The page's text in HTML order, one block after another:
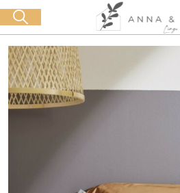
Kostenlose Lieferung ab 60€ Einkauf
Suche starten